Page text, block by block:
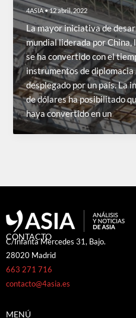
4ASIA•12 abril, 2022
La mayor iniciativa de
mundial liderada por China,
se ha convertido con el
instrumentos de
desplegado por un país. La
de dólares ha posibilitado
haya convertido en un
CONTACTO
C/Infanta Mercedes 31, Bajo.
28020 Madrid
663 271 716
contacto@4asia.es
MENÚ